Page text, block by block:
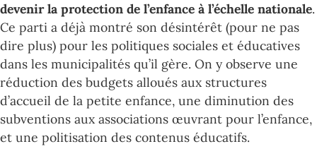
devenir la protection de l’enfance à l’échelle nationale.
Ce parti a déjà montré son désintérêt (pour ne pas
dire plus) pour les politiques sociales et éducatives
dans les municipalités qu’il gère. On y observe une
réduction des budgets alloués aux structures
d’accueil de la petite enfance, une diminution des
subventions aux associations œuvrant pour l’enfance,
et une politisation des contenus éducatifs.